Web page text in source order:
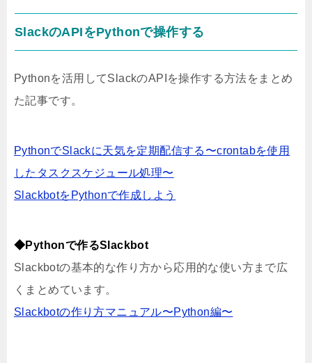
SlackのAPIをPythonで操作する
Pythonを活用してSlackのAPIを操作する方法をまとめ
た記事です。
PythonでSlackに天気を定期配信する〜crontabを使用
したタスクスケジュール処理〜
SlackbotをPythonで作成しよう
◆Pythonで作るSlackbot
Slackbotの基本的な作り方から応用的な使い方まで広
くまとめています。
Slackbotの作り方マニュアル〜Python編〜